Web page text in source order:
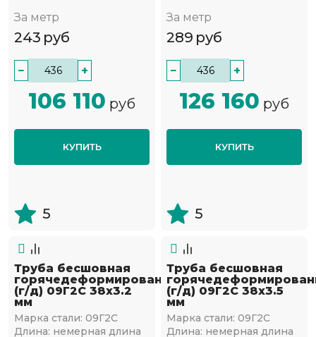
За метр
243 руб
− +
106 110 руб
КУПИТЬ
5
За метр
289 руб
− +
126 160 руб
КУПИТЬ
5
Труба бесшовная
горячедеформированная
(г/д) 09Г2С 38х3.2
мм
Марка стали: 09Г2С
Длина: немерная длина
Труба бесшовная
(г/д) 09Г2С 38х3.5
мм
Марка стали: 09Г2С
Длина: немерная длина